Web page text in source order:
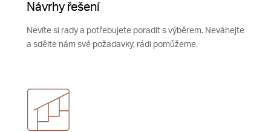
Návrhy řešení
Nevíte si rady a potřebujete poradit s výběrem. Neváhejte
a sdělte nám své požadavky, rádi pomůžeme.